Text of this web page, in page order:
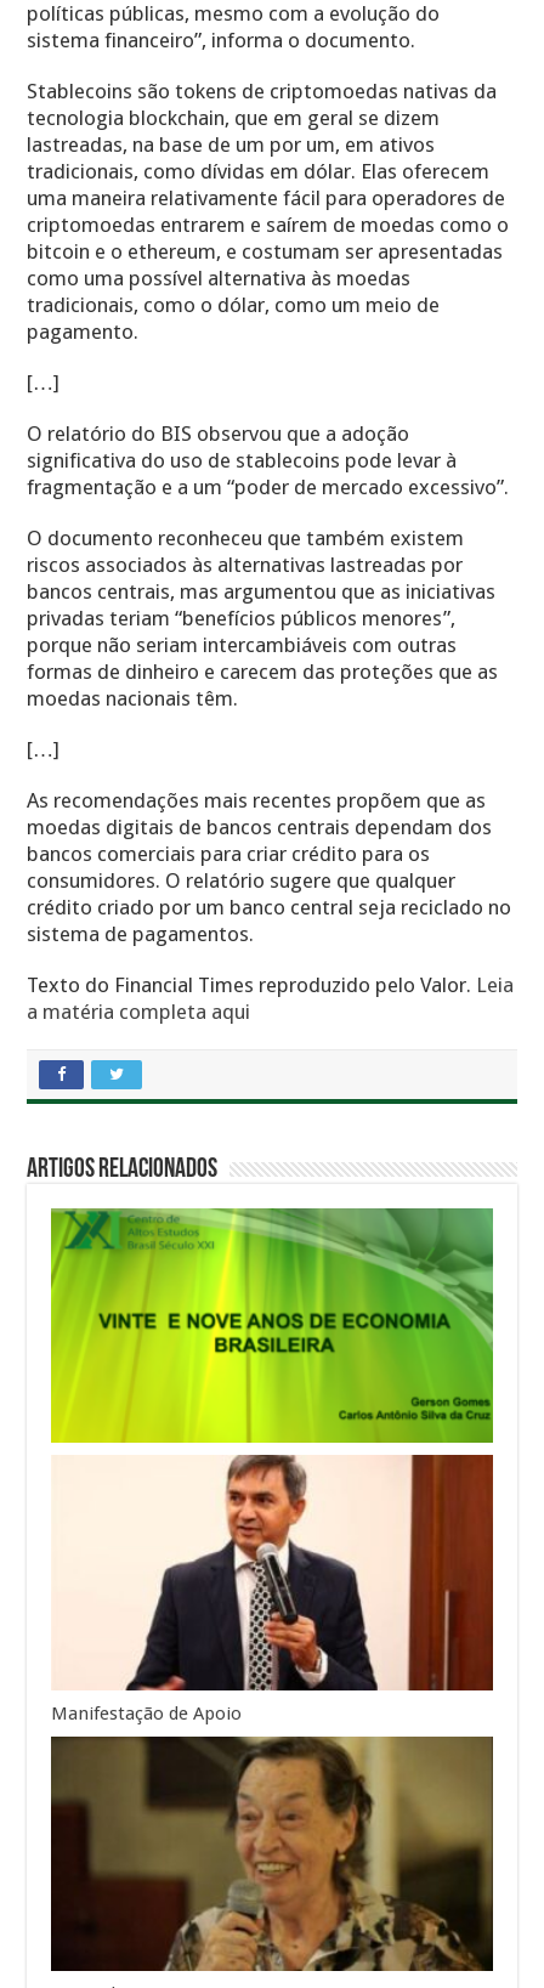
políticas públicas, mesmo com a evolução do
sistema financeiro”, informa o documento.
Stablecoins são tokens de criptomoedas nativas da
tecnologia blockchain, que em geral se dizem
lastreadas, na base de um por um, em ativos
tradicionais, como dívidas em dólar. Elas oferecem
uma maneira relativamente fácil para operadores de
criptomoedas entrarem e saírem de moedas como o
bitcoin e o ethereum, e costumam ser apresentadas
como uma possível alternativa às moedas
tradicionais, como o dólar, como um meio de
pagamento.
[…]
O relatório do BIS observou que a adoção
significativa do uso de stablecoins pode levar à
fragmentação e a um “poder de mercado excessivo”.
O documento reconheceu que também existem
riscos associados às alternativas lastreadas por
bancos centrais, mas argumentou que as iniciativas
privadas teriam “benefícios públicos menores”,
porque não seriam intercambiáveis com outras
formas de dinheiro e carecem das proteções que as
moedas nacionais têm.
[…]
As recomendações mais recentes propõem que as
moedas digitais de bancos centrais dependam dos
bancos comerciais para criar crédito para os
consumidores. O relatório sugere que qualquer
crédito criado por um banco central seja reciclado no
sistema de pagamentos.
Texto do Financial Times reproduzido pelo Valor. Leia
a matéria completa aqui
Artigos Relacionados
Manifestação de Apoio